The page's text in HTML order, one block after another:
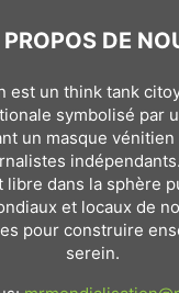
DE
est un think tank
symbolisé par
un masque vénitien
libre dans la sphère
et locaux de
pour construire
serein.